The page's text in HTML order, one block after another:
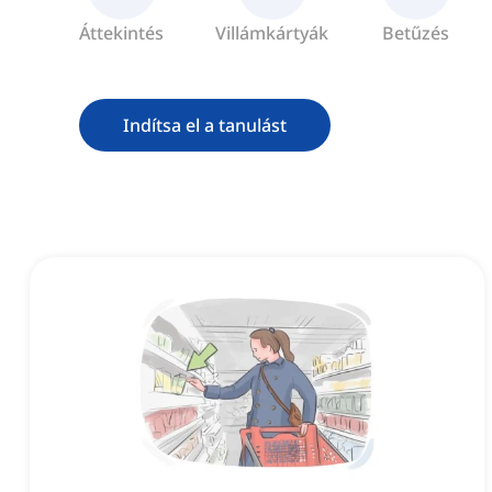
Áttekintés Villámkártyák Betűzés
Indítsa el a tanulást